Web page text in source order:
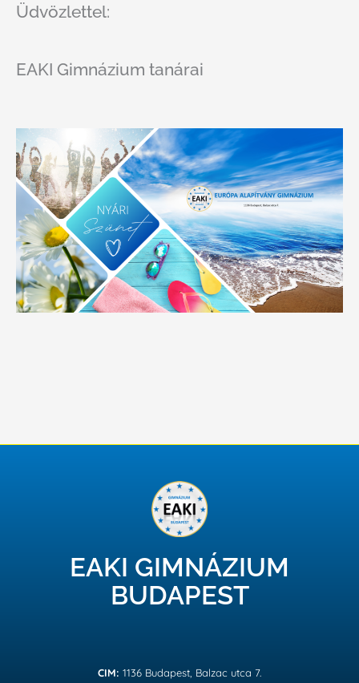
Üdvözlettel:
EAKI Gimnázium tanárai
EAKI GIMNÁZIUM
BUDAPEST
CIM: 1136 Budapest, Balzac utca 7.